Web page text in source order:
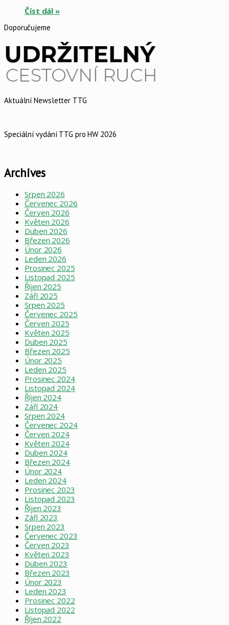
Číst dál »
Doporučujeme
Aktuální Newsletter TTG
Speciální vydání TTG pro HW 2026
Archives
Srpen 2026
Červenec 2026
Červen 2026
Květen 2026
Duben 2026
Březen 2026
Únor 2026
Leden 2026
Prosinec 2025
Listopad 2025
Říjen 2025
Září 2025
Srpen 2025
Červenec 2025
Červen 2025
Květen 2025
Duben 2025
Březen 2025
Únor 2025
Leden 2025
Prosinec 2024
Listopad 2024
Říjen 2024
Září 2024
Srpen 2024
Červenec 2024
Červen 2024
Květen 2024
Duben 2024
Březen 2024
Únor 2024
Leden 2024
Prosinec 2023
Listopad 2023
Říjen 2023
Září 2023
Srpen 2023
Červenec 2023
Červen 2023
Květen 2023
Duben 2023
Březen 2023
Únor 2023
Leden 2023
Prosinec 2022
Listopad 2022
Říjen 2022